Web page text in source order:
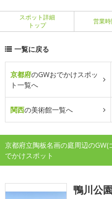
スポット詳細
トップ
営業
一覧に戻る
京都府のGWおでかけスポッ
ト一覧へ
関西の美術館一覧へ
京都府立陶板名画の庭周辺の
でかけスポット
鴨川公園